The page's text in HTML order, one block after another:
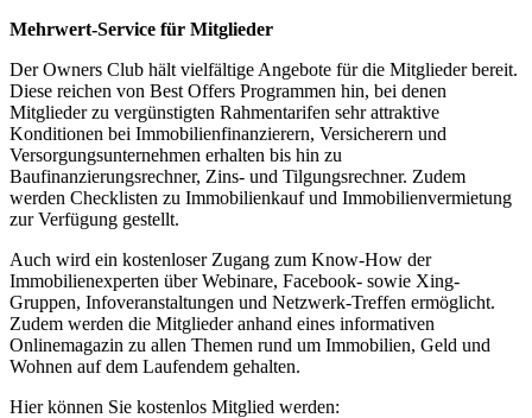
Mehrwert-Service für Mitglieder
Der Owners Club hält vielfältige Angebote für die Mitglieder bereit.
Diese reichen von Best Offers Programmen hin, bei denen
Mitglieder zu vergünstigten Rahmentarifen sehr attraktive
Konditionen bei Immobilienfinanzierern, Versicherern und
Versorgungsunternehmen erhalten bis hin zu
Baufinanzierungsrechner, Zins- und Tilgungsrechner. Zudem
werden Checklisten zu Immobilienkauf und Immobilienvermietung
zur Verfügung gestellt.
Auch wird ein kostenloser Zugang zum Know-How der
Immobilienexperten über Webinare, Facebook- sowie Xing-
Gruppen, Infoveranstaltungen und Netzwerk-Treffen ermöglicht.
Zudem werden die Mitglieder anhand eines informativen
Onlinemagazin zu allen Themen rund um Immobilien, Geld und
Wohnen auf dem Laufendem gehalten.
Hier können Sie kostenlos Mitglied werden: